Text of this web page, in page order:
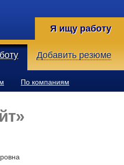
Я ищу работу
Добавить резюме
По компаниям